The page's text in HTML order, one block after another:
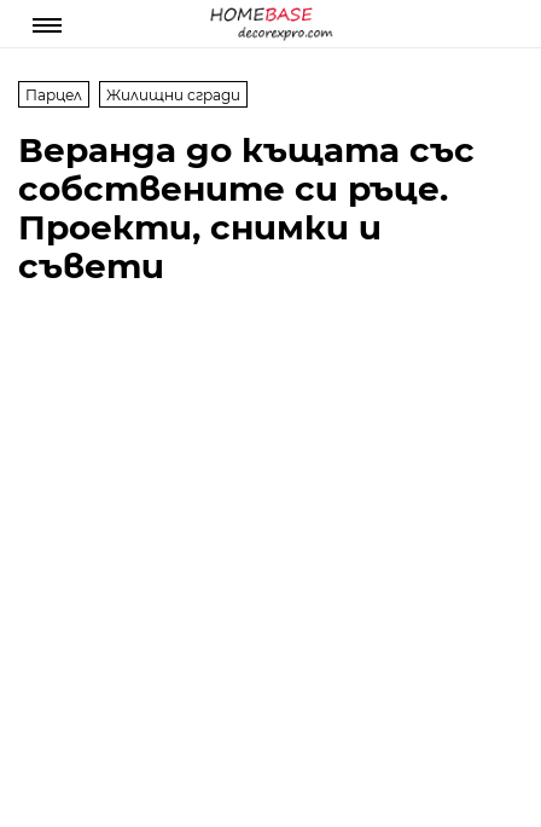
Парцел Жилищни сгради
Веранда до къщата със
собствените си ръце.
Проекти, снимки и
съвети